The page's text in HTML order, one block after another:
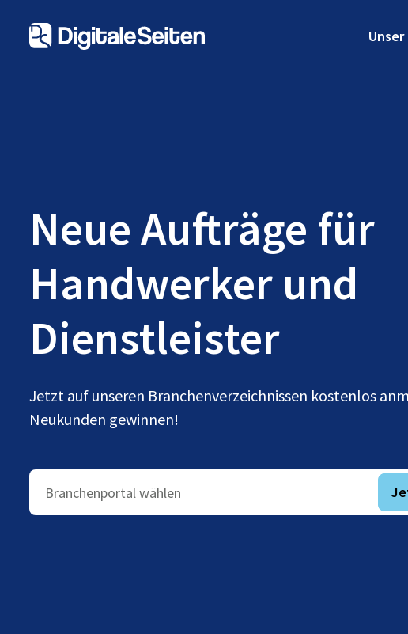
Neue Aufträge für
Handwerker und
Dienstleister
Jetzt auf unseren Branchenverzeichnissen kostenlos
Neukunden gewinnen!
Branchenportal wählen